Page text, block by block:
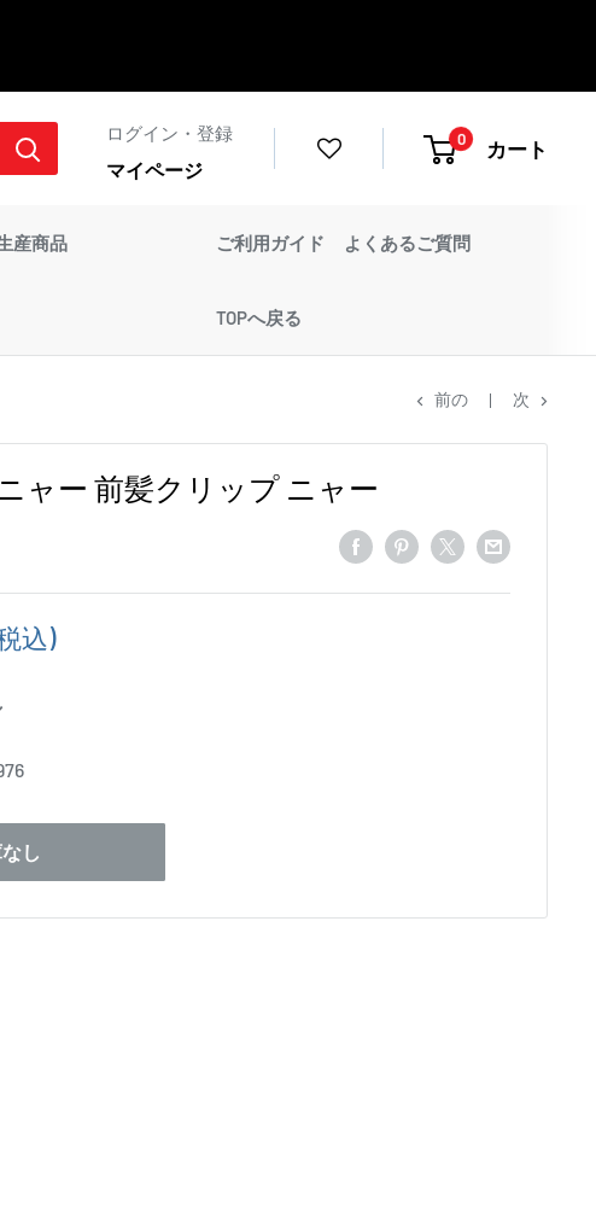
中！
ログイン・登録
マイページ
0 カート
産商品 ご利用ガイド よくあるご質問
TOPへ戻る
前の 次
ャー 前髪クリップ ニャー
込)
し